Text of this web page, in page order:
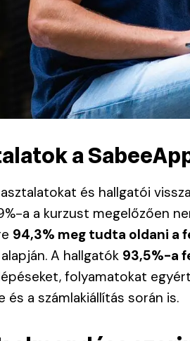
a
és hallgatói
a a kurzust megelőzően
94,3% meg tudta oldani a
A hallgatók 93,5%-a
folyamatokat
és a számlakiállítás során is.